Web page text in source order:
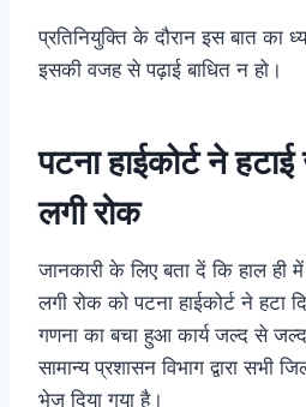
प्रतिनियुक्ति के दौरान इस बात का
इसकी वजह से पढ़ाई बाधित न हो।
पटना हाईकोर्ट ने
लगी रोक
जानकारी के लिए बता दें कि हाल ही
लगी रोक को पटना हाईकोर्ट ने हटा
गणना का बचा हुआ कार्य जल्द से जल्द
सामान्य प्रशासन विभाग द्वारा सभी
भेज दिया गया है।